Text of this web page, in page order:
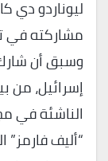
ليوناردو دي
مشاركته في
وسبق أن
إسرائيل، من
الناشئة في
“أليف